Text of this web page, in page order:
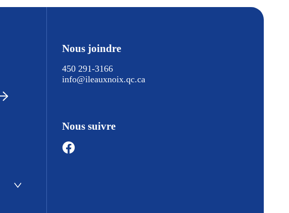
Nous joindre
450 291-3166
info@ileauxnoix.qc.ca
Nous suivre